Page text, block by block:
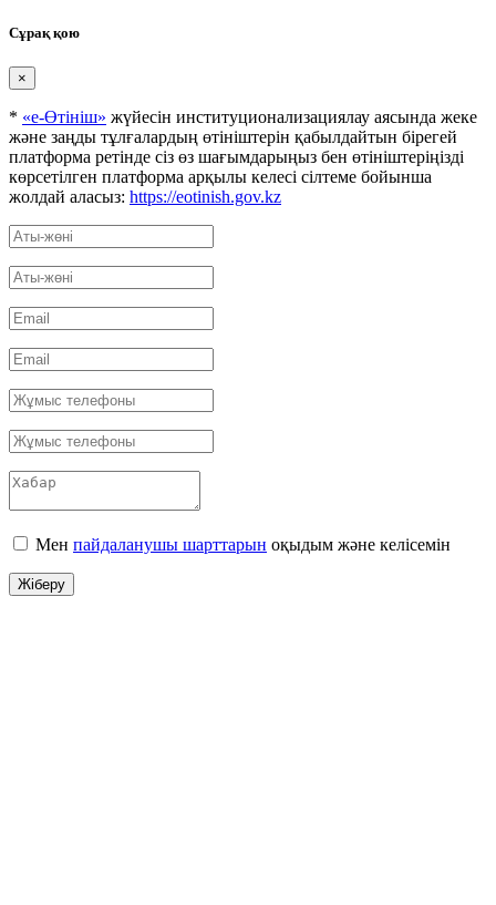
Сұрақ қою
×
* «е-Өтініш» жүйесін институционализациялау аясында жеке
және заңды тұлғалардың өтініштерін қабылдайтын бірегей
платформа ретінде сіз өз шағымдарыңыз бен өтініштеріңізді
көрсетілген платформа арқылы келесі сілтеме бойынша
жолдай аласыз: https://eotinish.gov.kz
Мен пайдаланушы шарттарын оқыдым және келісемін
Жіберу